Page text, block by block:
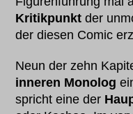
Kritikpunkt der
der diesen Comic
Neun der zehn
inneren Monolog
spricht eine der